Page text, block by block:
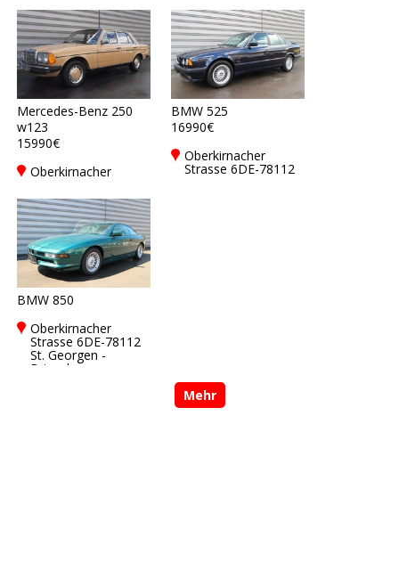
St. Georgen -
Brigach
Mercedes-Benz 250
w123
15990€
Oberkirnacher
St. Georgen -
Brigach
BMW 525
16990€
Oberkirnacher
Strasse 6DE-78112
BMW 850
Oberkirnacher
Strasse 6DE-78112
St. Georgen -
Brigach
Mehr